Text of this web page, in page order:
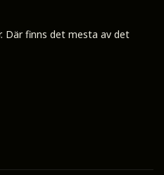
Där finns det mesta av det